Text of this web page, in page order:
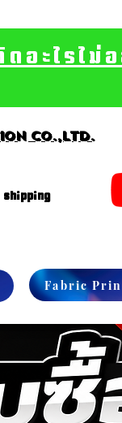
ดอะไรไ
CO.,Ltd.
Fabric